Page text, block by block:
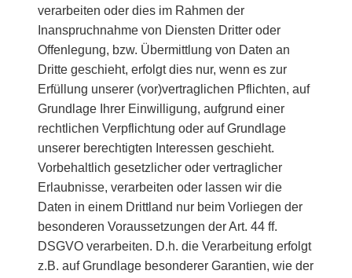
verarbeiten oder dies im Rahmen der
Inanspruchnahme von Diensten Dritter oder
Offenlegung, bzw. Übermittlung von Daten an
Dritte geschieht, erfolgt dies nur, wenn es zur
Erfüllung unserer (vor)vertraglichen Pflichten, auf
Grundlage Ihrer Einwilligung, aufgrund einer
rechtlichen Verpflichtung oder auf Grundlage
unserer berechtigten Interessen geschieht.
Vorbehaltlich gesetzlicher oder vertraglicher
Erlaubnisse, verarbeiten oder lassen wir die
Daten in einem Drittland nur beim Vorliegen der
besonderen Voraussetzungen der Art. 44 ff.
DSGVO verarbeiten. D.h. die Verarbeitung erfolgt
z.B. auf Grundlage besonderer Garantien, wie der